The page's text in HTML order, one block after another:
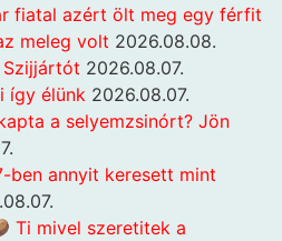
fiatal azért ölt meg egy férfit
meleg volt 2026.08.08.
Szijjártót 2026.08.07.
így élünk 2026.08.07.
a selyemzsinórt? Jön
ben annyit keresett mint
Ti mivel szeretitek a